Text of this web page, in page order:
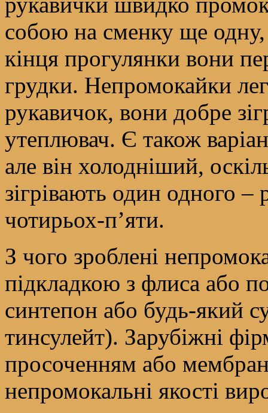
собою на сменку ще одну,
кінця прогулянки вони
грудки. Непромокайки
рукавичок, вони добре
утеплювач. Є також
але він холодніший,
зігрівають один одного –
чотирьох-п’яти.
З чого зроблені
підкладкою з флиса або
синтепон або будь-який
тинсулейт). Зарубіжні
просоченням або
непромокальні якості